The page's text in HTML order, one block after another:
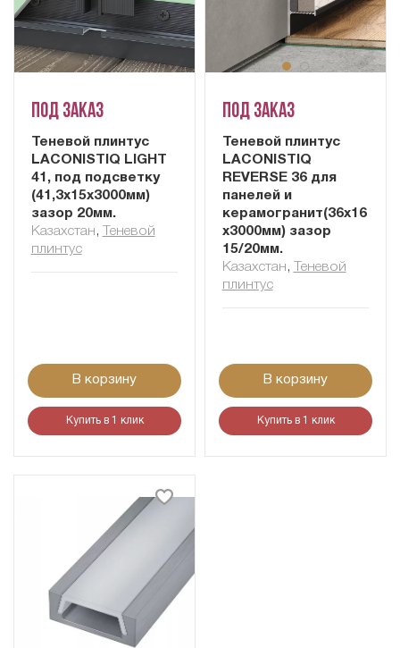
Под заказ
Теневой плинтус
LACONISTIQ LIGHT
41, под подсветку
(41,3х15х3000мм)
зазор 20мм.
Казахстан ,
Теневой
плинтус
В корзину
Купить в 1 клик
Под заказ
Теневой плинтус
LACONISTIQ
REVERSE 36 для
панелей и
керамогранит(36х16
х3000мм) зазор
15/20мм.
Казахстан ,
Теневой
плинтус
В корзину
Купить в 1 клик